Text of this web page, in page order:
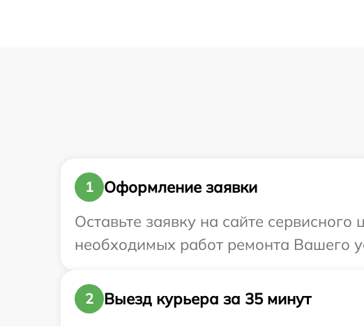
1
Оформление заявки
Оставьте заявку на сайте
необходимых работ ремонта Вашего
2
Выезд курьера за 35 минут